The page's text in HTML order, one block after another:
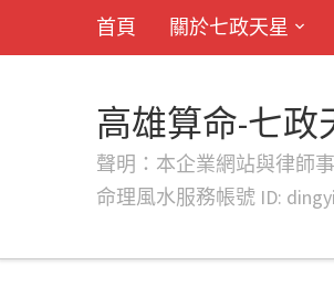
首頁 關於七政天星
高雄算命-七政
聲明：本企業網站與律師
命理風水服務帳號 ID: